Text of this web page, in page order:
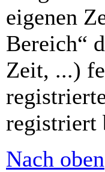
eigenen
Bereich“
Zeit, ...)
registriert
Nach oben